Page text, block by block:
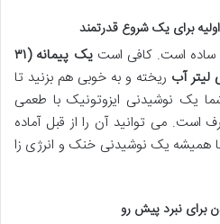
برای یک شروع قدرتمند
ساده است. کافی است
یک پیمانه (۳۱
ریخته و به خوبی هم بزنید تا
یک نوشیدنی ایزوتونیک با طعمی
است. می توانید آن را از قبل آماده
همیشه یک نوشیدنی خنک و انرژی زا
برای نبرد پیش رو